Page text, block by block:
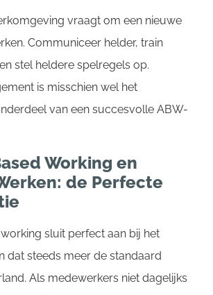
vraagt om een nieuwe
Communiceer helder, train
stel heldere spelregels op.
is misschien wel het
van een succesvolle ABW-
Working en
de Perfecte
sluit perfect aan bij het
dat steeds meer de standaard
Als medewerkers niet dagelijks